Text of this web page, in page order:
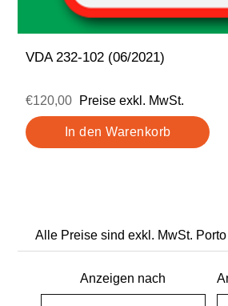
VDA 232-102 (06/2021)
€120,00 Preise exkl. MwSt.
Alle Preise sind exkl. MwSt.
Anzeigen nach